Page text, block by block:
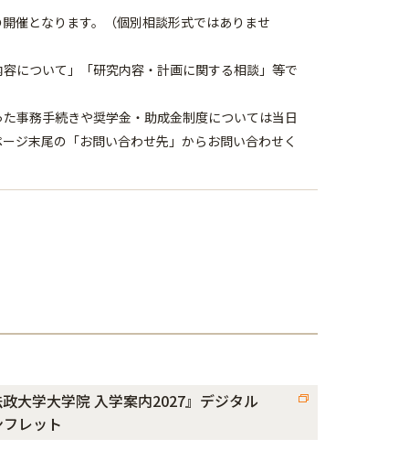
催となります。（個別相談形式ではありませ
について」「研究内容・計画に関する相談」等で
事務手続きや奨学金・助成金制度については当日
ジ末尾の「お問い合わせ先」からお問い合わせく
大学大学院 入学案内2027』デジタル
レット